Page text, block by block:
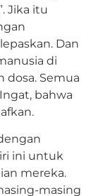
Jika itu
Dan
di
dosa. Semua
bahwa
ini untuk
mereka.
masing